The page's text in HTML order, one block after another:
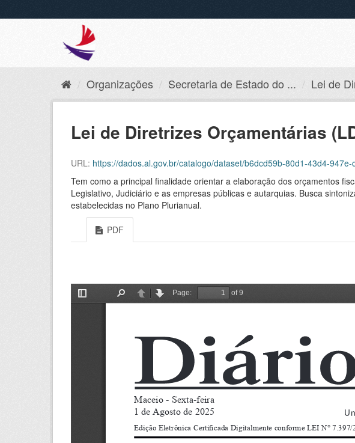
Organizações Secretaria de Estado do ... Lei de
Lei de Diretrizes Orçamentárias
URL: https://dados.al.gov.br/catalogo/dataset/b6dcd59b-80d1-43d4-
Tem como a principal finalidade orientar a elaboração dos orçamentos
Legislativo, Judiciário e as empresas públicas e autarquias. Busca
estabelecidas no Plano Plurianual.
PDF